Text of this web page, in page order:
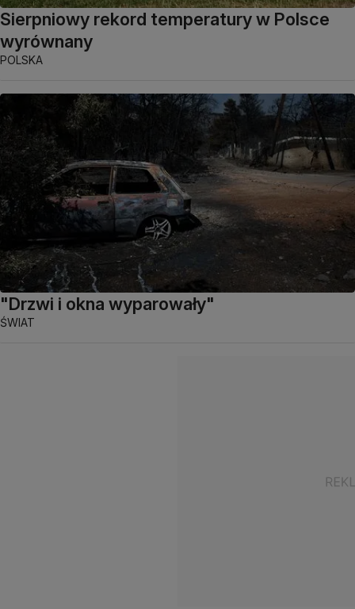
Sierpniowy rekord temperatury w Polsce
wyrównany
POLSKA
"Drzwi i okna wyparowały"
ŚWIAT